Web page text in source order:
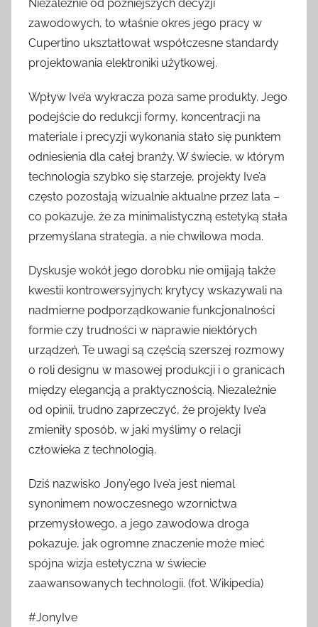
Niezależnie od późniejszych decyzji
zawodowych, to właśnie okres jego pracy w
Cupertino ukształtował współczesne standardy
projektowania elektroniki użytkowej.
Wpływ Ive’a wykracza poza same produkty. Jego
podejście do redukcji formy, koncentracji na
materiale i precyzji wykonania stało się punktem
odniesienia dla całej branży. W świecie, w którym
technologia szybko się starzeje, projekty Ive’a
często pozostają wizualnie aktualne przez lata –
co pokazuje, że za minimalistyczną estetyką stała
przemyślana strategia, a nie chwilowa moda.
Dyskusje wokół jego dorobku nie omijają także
kwestii kontrowersyjnych: krytycy wskazywali na
nadmierne podporządkowanie funkcjonalności
formie czy trudności w naprawie niektórych
urządzeń. Te uwagi są częścią szerszej rozmowy
o roli designu w masowej produkcji i o granicach
między elegancją a praktycznością. Niezależnie
od opinii, trudno zaprzeczyć, że projekty Ive’a
zmieniły sposób, w jaki myślimy o relacji
człowieka z technologią.
Dziś nazwisko Jony’ego Ive’a jest niemal
synonimem nowoczesnego wzornictwa
przemysłowego, a jego zawodowa droga
pokazuje, jak ogromne znaczenie może mieć
spójna wizja estetyczna w świecie
zaawansowanych technologii. (fot. Wikipedia)
#JonyIve